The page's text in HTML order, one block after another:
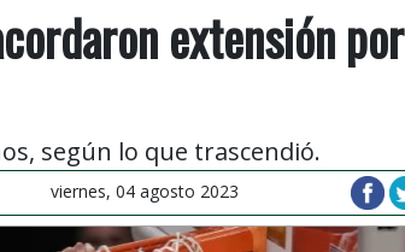
extensión por
según lo que trascendió.
viernes, 04 agosto 2023